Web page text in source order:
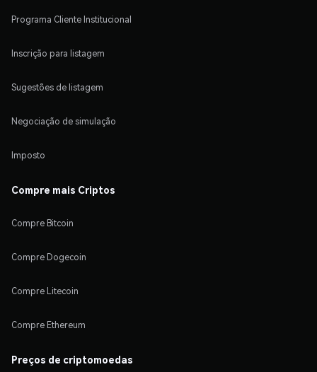
Programa Cliente Institucional
Inscrição para listagem
Sugestões de listagem
Negociação de simulação
Imposto
Compre mais Criptos
Compre Bitcoin
Compre Dogecoin
Compre Litecoin
Compre Ethereum
Preços de criptomoedas